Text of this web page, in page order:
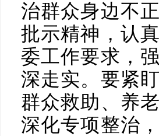
治群众身边不
批示精神，认
委工作要求，
深走实。要紧
群众救助、养
深化专项整治